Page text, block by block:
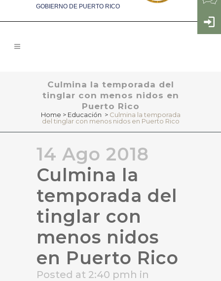
GOBIERNO DE PUERTO RICO
Culmina la temporada del
tinglar con menos nidos en
Puerto Rico
Home > Educación > Culmina la temporada
del tinglar con menos nidos en Puerto Rico
14 Ago 2018
Culmina la
temporada del
tinglar con
menos nidos
en Puerto Rico
Posted at 2:40 pmh in